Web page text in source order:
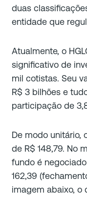
duas
entidade que
Atualmente, o
significativo de
mil cotistas. Seu
R$ 3 bilhões e
participação de
De modo unitário,
de R$ 148,79. No
fundo é
162,39
imagem abaixo, o